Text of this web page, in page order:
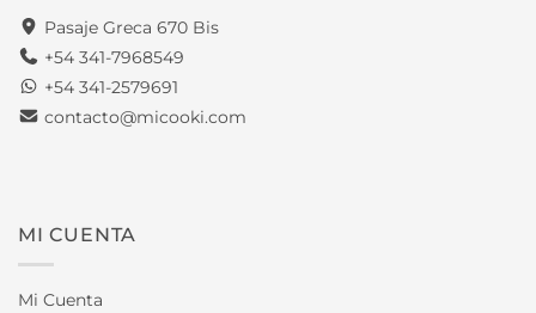
Pasaje Greca 670 Bis
+54 341-7968549
+54 341-2579691
contacto@micooki.com
MI CUENTA
Mi Cuenta